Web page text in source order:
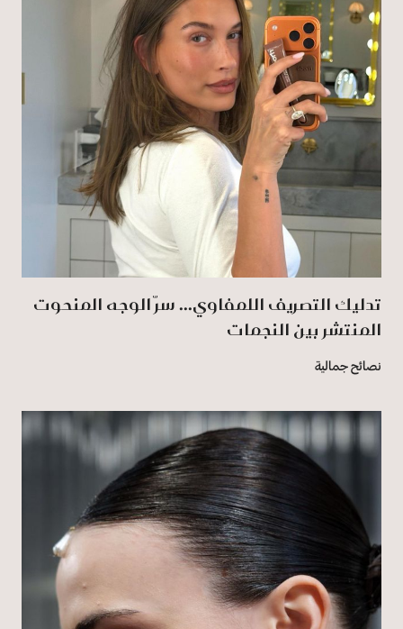
تدليك التصريف اللمفاوي... سرّ الوجه المنحوت
المنتشر بين النجمات
نصائح جمالية